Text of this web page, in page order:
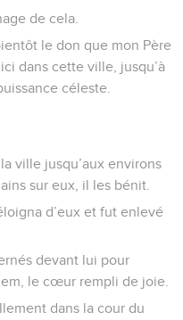
de cela.
le don que mon Père
dans cette ville, jusqu’à
céleste.
ville jusqu’aux environs
sur eux, il les bénit.
d’eux et fut enlevé
devant lui pour
le cœur rempli de joie.
dans la cour du